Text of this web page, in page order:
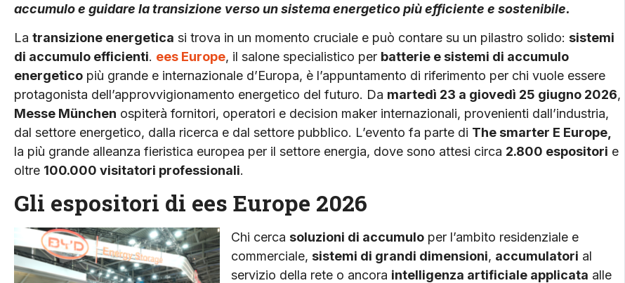
accumulo e guidare la transizione verso un sistema energetico più efficiente e sostenibile.
La transizione energetica si trova in un momento cruciale e può contare su un pilastro solido: sistemi
di accumulo efficienti. ees Europe, il salone specialistico per batterie e sistemi di accumulo
energetico più grande e internazionale d’Europa, è l’appuntamento di riferimento per chi vuole essere
protagonista dell’approvvigionamento energetico del futuro. Da martedì 23 a giovedì 25 giugno 2026,
Messe München ospiterà fornitori, operatori e decision maker internazionali, provenienti dall’industria,
dal settore energetico, dalla ricerca e dal settore pubblico. L’evento fa parte di The smarter E Europe,
la più grande alleanza fieristica europea per il settore energia, dove sono attesi circa 2.800 espositori e
oltre 100.000 visitatori professionali.
Gli espositori di ees Europe 2026
Chi cerca soluzioni di accumulo per l’ambito residenziale e
commerciale, sistemi di grandi dimensioni, accumulatori al
servizio della rete o ancora intelligenza artificiale applicata alle